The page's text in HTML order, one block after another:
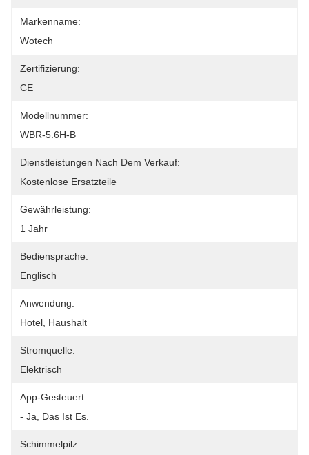
Markenname:
Wotech
Zertifizierung:
CE
Modellnummer:
WBR-5.6H-B
Dienstleistungen Nach Dem Verkauf:
Kostenlose Ersatzteile
Gewährleistung:
1 Jahr
Bediensprache:
Englisch
Anwendung:
Hotel, Haushalt
Stromquelle:
Elektrisch
App-Gesteuert:
- Ja, Das Ist Es.
Schimmelpilz: